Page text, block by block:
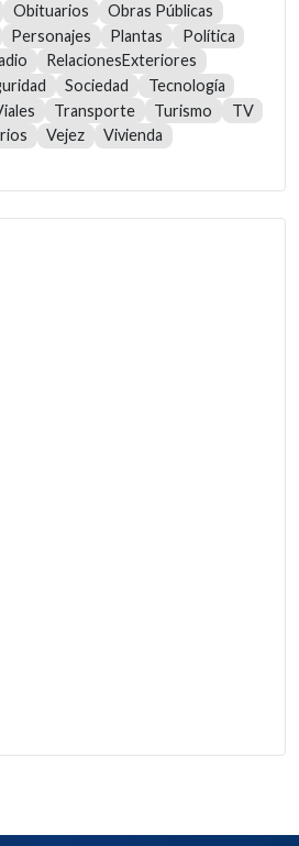
Obituarios
Obras Públicas
Personajes Plantas
Política
RelacionesExteriores
Sociedad
Tecnología
Transporte Turismo
TV
Vejez
Vivienda